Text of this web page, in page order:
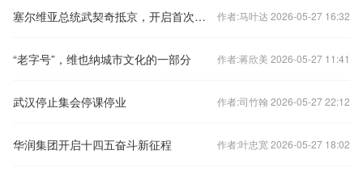
塞尔维亚总统武契奇抵京，开启首次国事访问 作者:马叶达 2026-05-27 16:32
“老字号”，维也纳城市文化的一部分 作者:蒋欣美 2026-05-27 11:41
武汉停止集会停课停业 作者:司竹翰 2026-05-27 22:12
华润集团开启十四五奋斗新征程 作者:叶忠宽 2026-05-27 18:02